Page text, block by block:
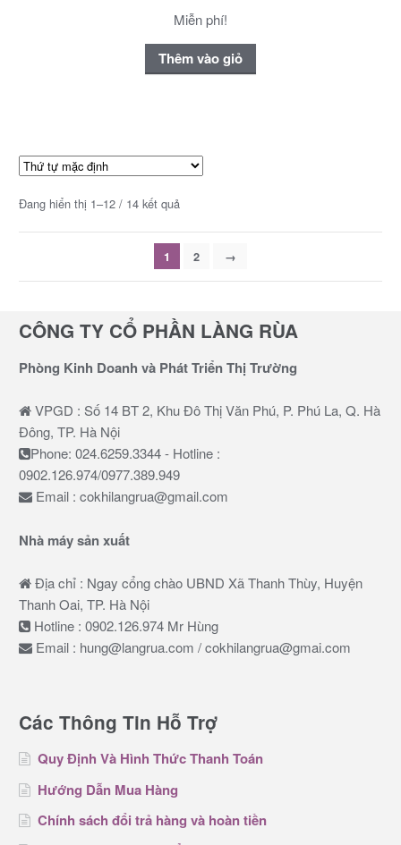
Miễn phí!
Thêm vào giỏ
Đang hiển thị 1–12 / 14 kết quả
1 2 →
CÔNG TY CỔ PHẦN LÀNG RÙA
Phòng Kinh Doanh và Phát Triển Thị Trường
VPGD : Số 14 BT 2, Khu Đô Thị Văn Phú, P. Phú La, Q. Hà
Đông, TP. Hà Nội
Phone: 024.6259.3344 - Hotline :
0902.126.974/0977.389.949
Email : cokhilangrua@gmail.com
Nhà máy sản xuất
Địa chỉ : Ngay cổng chào UBND Xã Thanh Thùy, Huyện
Thanh Oai, TP. Hà Nội
Hotline : 0902.126.974 Mr Hùng
Email : hung@langrua.com / cokhilangrua@gmai.com
Các Thông Tin Hỗ Trợ
Quy Định Và Hình Thức Thanh Toán
Hướng Dẫn Mua Hàng
Chính sách đổi trả hàng và hoàn tiền